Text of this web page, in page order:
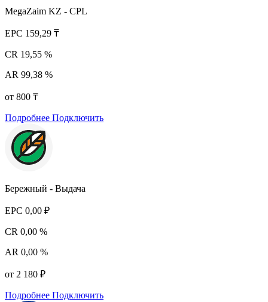
MegaZaim KZ - CPL
EPC 159,29 ₸
CR 19,55 %
AR 99,38 %
от 800 ₸
Подробнее Подключить
Бережный - Выдача
EPC 0,00 ₽
CR 0,00 %
AR 0,00 %
от 2 180 ₽
Подробнее Подключить